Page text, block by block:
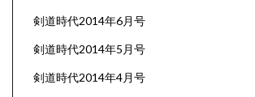
剣道時代2014年6月号
剣道時代2014年5月号
剣道時代2014年4月号